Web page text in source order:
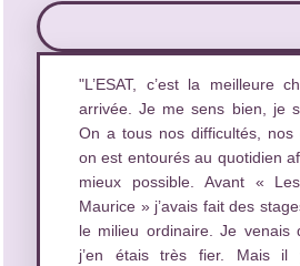
"L’ESAT, c’est la meilleure
arrivée. Je me sens bien, je
On a tous nos difficultés, nos
on est entourés au quotidien
mieux possible. Avant «
Maurice » j’avais fait des
le milieu ordinaire. Je venais
j’en étais très fier. Mais